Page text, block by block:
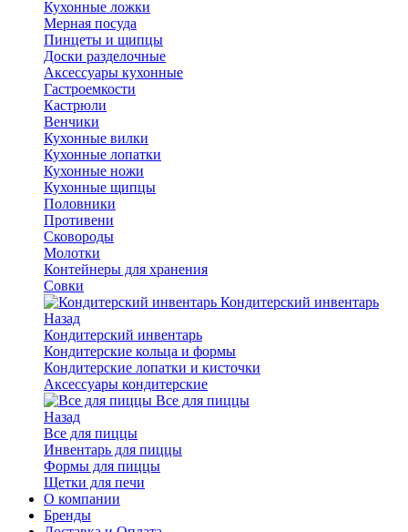
Кухонные ложки
Мерная посуда
Пинцеты и щипцы
Доски разделочные
Аксессуары кухонные
Гастроемкости
Кастрюли
Венчики
Кухонные вилки
Кухонные лопатки
Кухонные ножи
Кухонные щипцы
Половники
Противени
Сковороды
Молотки
Контейнеры для хранения
Совки
Кондитерский инвентарь
Назад
Кондитерский инвентарь
Кондитерские кольца и формы
Кондитерские лопатки и кисточки
Аксессуары кондитерские
Все для пиццы
Назад
Все для пиццы
Инвентарь для пиццы
Формы для пиццы
Щетки для печи
О компании
Бренды